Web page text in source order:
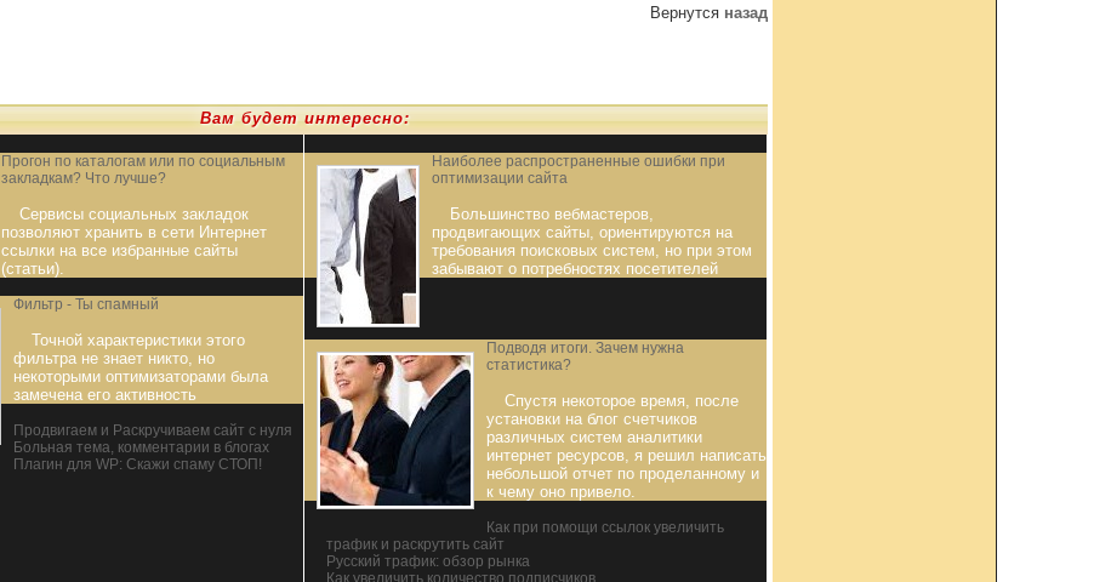
Вернутся назад
Вам будет интересно:
Прогон по каталогам или по социальным
закладкам? Что лучше?
Сервисы социальных закладок
позволяют хранить в сети Интернет
ссылки на все избранные сайты
(статьи).
Фильтр - Ты спамный
Точной характеристики этого
фильтра не знает никто, но
некоторыми оптимизаторами была
замечена его активность
Продвигаем и Раскручиваем сайт с нуля
Больная тема, комментарии в блогах
Плагин для WP: Скажи спаму СТОП!
Наиболее распространенные ошибки при
оптимизации сайта
Большинство вебмастеров,
продвигающих сайты, ориентируются на
требования поисковых систем, но при этом
забывают о потребностях посетителей
Подводя итоги. Зачем нужна
статистика?
Спустя некоторое время, после
установки на блог счетчиков
различных систем аналитики
интернет ресурсов, я решил написать
небольшой отчет по проделанному и
к чему оно привело.
Как при помощи ссылок увеличить
трафик и раскрутить сайт
Русский трафик: обзор рынка
Как увеличить количество подписчиков